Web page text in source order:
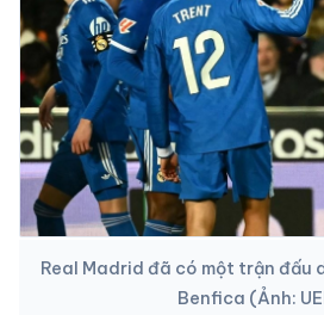
Real Madrid đã có một trận đấu
Benfica (Ảnh: